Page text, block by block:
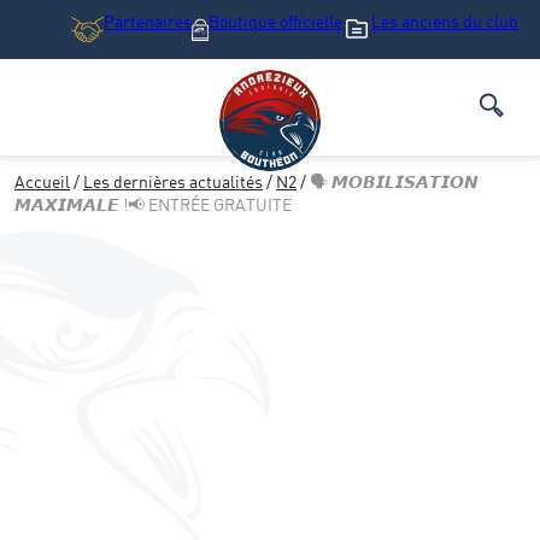
Partenaires Boutique officielle Les anciens du club
Accueil / Les dernières actualités/ N2/ 🗣️ 𝙈𝙊𝘽𝙄𝙇𝙄𝙎𝘼𝙏𝙄𝙊𝙉
𝙈𝘼𝙓𝙄𝙈𝘼𝙇𝙀 !📢 ENTRÉE GRATUITE